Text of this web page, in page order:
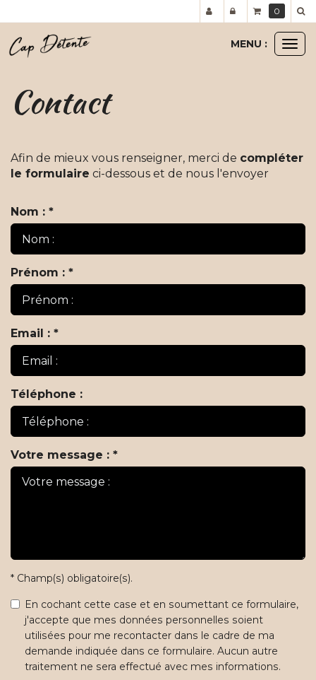
MENU :
Contact
Afin de mieux vous renseigner, merci de compléter
le formulaire ci-dessous et de nous l'envoyer
Nom : *
Prénom : *
Email : *
Téléphone :
Votre message : *
* Champ(s) obligatoire(s).
En cochant cette case et en soumettant ce formulaire,
j'accepte que mes données personnelles soient
utilisées pour me recontacter dans le cadre de ma
demande indiquée dans ce formulaire. Aucun autre
traitement ne sera effectué avec mes informations.
0